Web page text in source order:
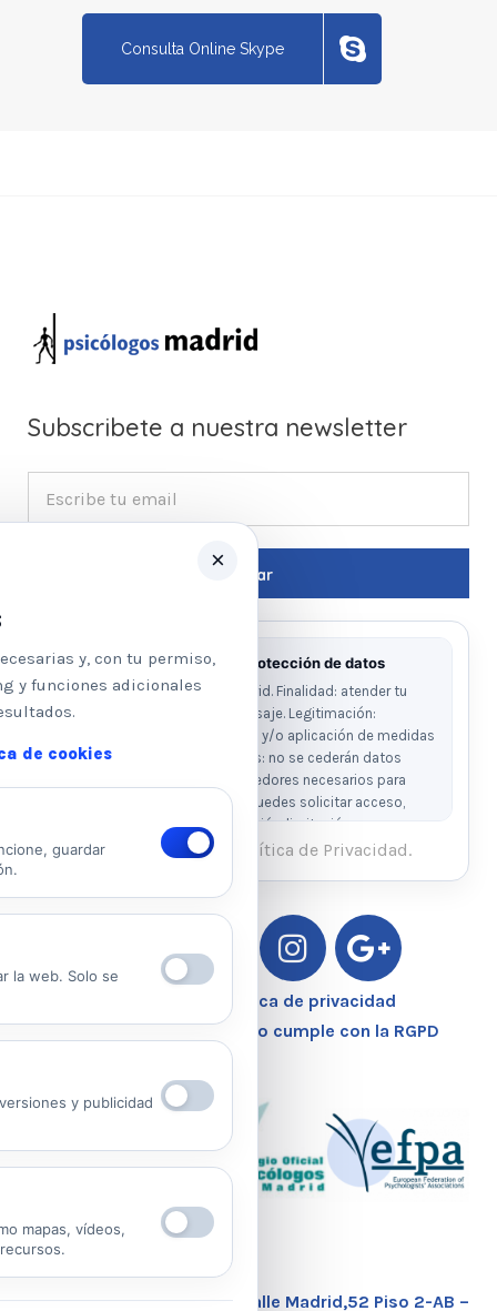
Consulta Online Skype
Subscribete a nuestra newsletter
Información básica sobre protección de datos
Responsable: Psicologos Madrid. Finalidad: atender tu
solicitud y responder a tu mensaje. Legitimación:
consentimiento del interesado y/o aplicación de medidas
precontractuales. Destinatarios: no se cederán datos
salvo obligación legal o proveedores necesarios para
prestar el servicio. Derechos: puedes solicitar acceso,
rectificación, supresión, oposición, limitación y
portabilidad escribiendo al email legal indicado.
Ver Política de Cookies
He leído y acepto la Política de Privacidad.
Aviso Legal – Política de privacidad
Nuestro Centro Sanitario cumple con la RGPD
Calle Madrid,52 Piso 2-AB –
×
y, con tu permiso,
y funciones adicionales
de cookies
guardar
la web. Solo se
y publicidad
mapas, vídeos,